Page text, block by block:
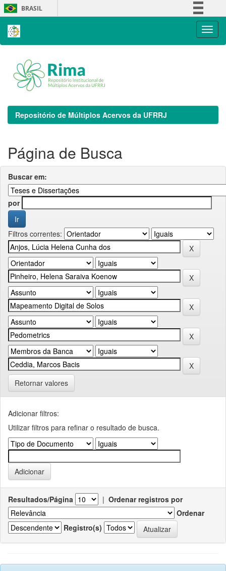
Skip
navigation
BRASIL
Repositório de Múltiplos Acervos da UFRRJ
Página de Busca
Buscar em:
por
Filtros correntes:
Retornar valores
Adicionar filtros:
Utilizar filtros para refinar o resultado de busca.
Resultados/Página | Ordenar registros por
Ordenar
Registro(s)